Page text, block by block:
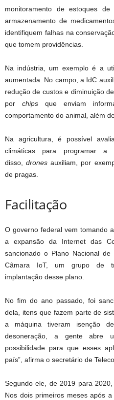
monitoramento de estoques
armazenamento de
identifiquem falhas na
que tomem providências.
Na indústria, um exemplo é a
aumentada. No campo, a IdC
redução de custos e diminuição
porchips que enviam
comportamento do animal, além
Na agricultura, é possível
climáticas para programar a
disso,drones auxiliam, por
de pragas.
Facilitação
O governo federal vem tomando
a expansão da Internet das
sancionado o Plano Nacional
Câmara IoT, um grupo de
implantação desse plano.
No fim do ano passado, foi
dela, itens que fazem parte de
a máquina tiveram isenção
desoneração, a gente abre
possibilidade para que esses
país”, afirma o secretário de
Segundo ele, de 2019 para
Nos dois primeiros meses após